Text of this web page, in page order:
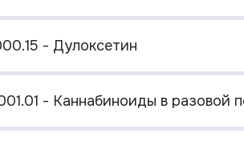
- Дулоксетин
- Каннабиноиды в разовой